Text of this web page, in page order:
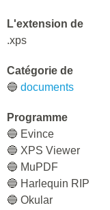
L'extension de
.xps
Catégorie de
🔵 documents
Programme
🔵 Evince
🔵 XPS Viewer
🔵 MuPDF
🔵 Harlequin RIP
🔵 Okular